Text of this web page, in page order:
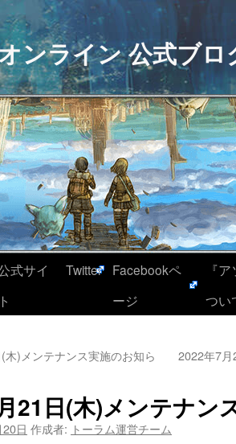
ンライン 公式ブロ
式サイ
ト
Twitter
Facebookペ
ージ
『
つい
)メンテナンス実施のお知ら
2022年7
21日(木)メンテナン
日 作成者: トーラム運営チーム